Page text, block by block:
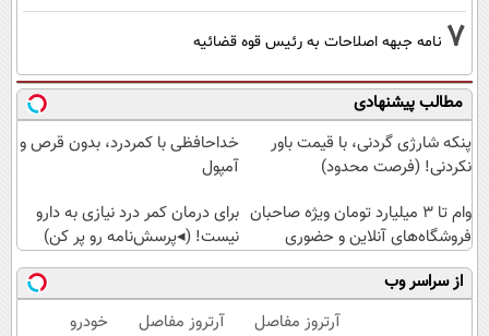
7 نامه جبهه اصلاحات به رئیس قوه قضائیه
مطالب پیشنهادی
پنکه شارژی گردنی، با قیمت باور
نکردنی! (فرصت محدود)
خداحافظی با کمردرد، بدون قرص و
آمپول
وام تا ۳ میلیارد تومان ویژه صاحبان
فروشگاه‌های آنلاین و حضوری
برای درمان کمر درد نیازی به دارو
نیست! (◂پرسش‌نامه رو پر کن)
از سراسر وب
آرتروز مفاصل
آرتروز مفاصل
خودرو